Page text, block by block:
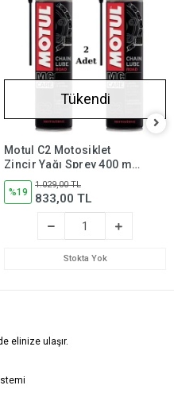
Tükendi
Motul C2 Motosiklet
Zincir Yağı Sprey 400 ml
Road (2 Adet)
1.029,00 TL
833,00 TL
elinize ulaşır.